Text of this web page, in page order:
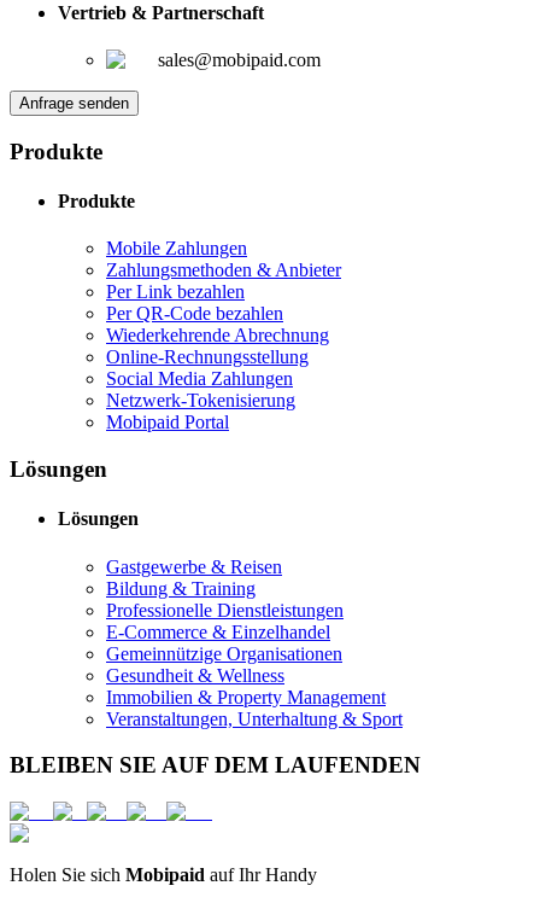
Vertrieb & Partnerschaft
sales@mobipaid.com
Anfrage senden
Produkte
Produkte
Mobile Zahlungen
Zahlungsmethoden & Anbieter
Per Link bezahlen
Per QR-Code bezahlen
Wiederkehrende Abrechnung
Online-Rechnungsstellung
Social Media Zahlungen
Netzwerk-Tokenisierung
Mobipaid Portal
Lösungen
Lösungen
Gastgewerbe & Reisen
Bildung & Training
Professionelle Dienstleistungen
E-Commerce & Einzelhandel
Gemeinnützige Organisationen
Gesundheit & Wellness
Immobilien & Property Management
Veranstaltungen, Unterhaltung & Sport
BLEIBEN SIE AUF DEM LAUFENDEN
Holen Sie sich Mobipaid auf Ihr Handy